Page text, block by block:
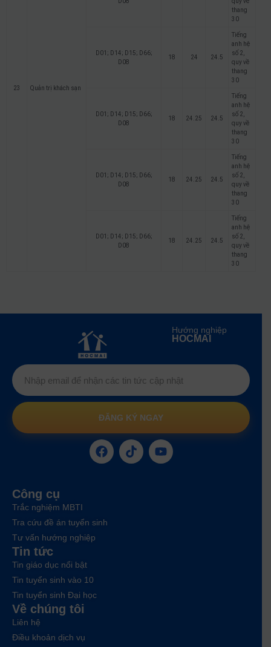
23 Quản trị khách sạn
thang
30
D01; D14; D15; D66;
D08
18 24 24.5
Tiếng
anh hệ
số 2,
quy về
thang
30
D01; D14; D15; D66;
D08
18 24.25 24.5
Tiếng
anh hệ
số 2,
quy về
thang
30
D01; D14; D15; D66;
D08
18 24.25 24.5
Tiếng
anh hệ
số 2,
quy về
thang
30
D01; D14; D15; D66;
D08
18 24.25 24.5
Tiếng
anh hệ
số 2,
quy về
thang
30
Hướng nghiệp
HOCMAI
ĐĂNG KÝ NGAY
Công cụ
Trắc nghiệm MBTI
Tra cứu đề án tuyển sinh
Tư vấn hướng nghiệp
Tin tức
Tin giáo dục nổi bật
Tin tuyển sinh vào 10
Tin tuyển sinh Đại học
Về chúng tôi
Liên hệ
Điều khoản dịch vụ